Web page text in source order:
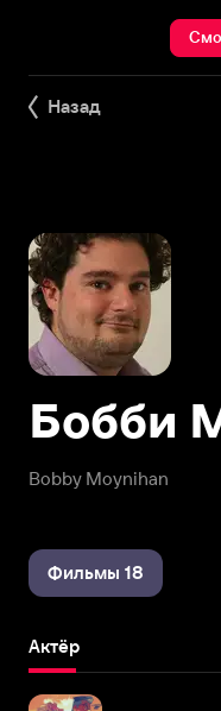
Назад
Bobby Moynihan
Бобби
Фильмы 18
Актёр